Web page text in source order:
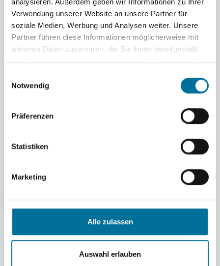
Verwendung unserer Website an unsere Partner für
soziale Medien, Werbung und Analysen weiter. Unsere
Partner führen diese Informationen möglicherweise mit
weiteren Daten zusammen, die Sie ihnen bereitgestellt
haben oder die sie im Rahmen Ihrer Nutzung der Dienste
Notwendig
Präferenzen
Statistiken
Marketing
Alle zulassen
Auswahl erlauben
Karibik
Bevor unser langer Landstay in Costa Rica
losgeht, präsentieren wir die schönsten
Fotos der letzten sechs Wochen
HSHS-Crew
Karibik